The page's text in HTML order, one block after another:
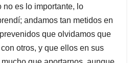
no es lo importante, lo
andamos tan metidos en
que olvidamos que
otros, y que ellos en sus